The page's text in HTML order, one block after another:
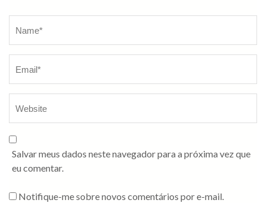
Salvar meus dados neste navegador para a próxima vez que
eu comentar.
Notifique-me sobre novos comentários por e-mail.